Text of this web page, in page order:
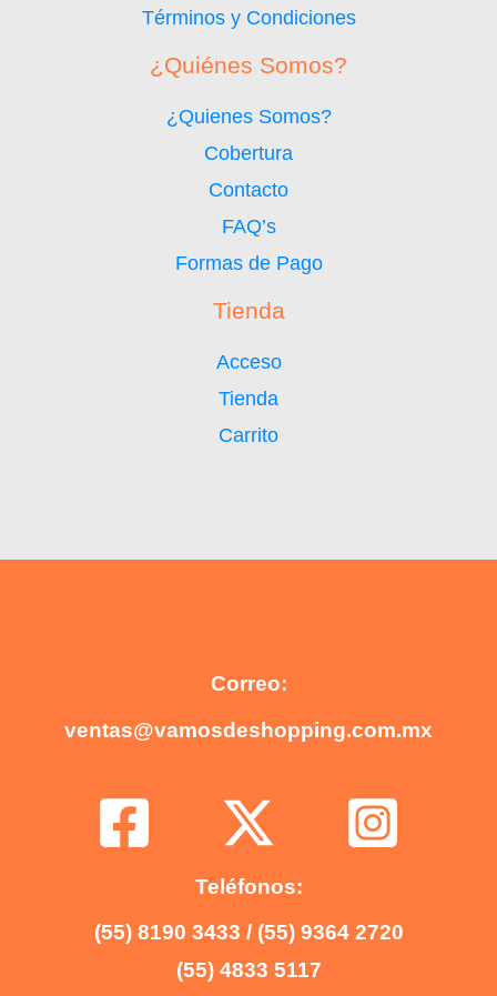
Términos y Condiciones
¿Quiénes Somos?
¿Quienes Somos?
Cobertura
Contacto
FAQ’s
Formas de Pago
Tienda
Acceso
Tienda
Carrito
Correo:
ventas@vamosdeshopping.com.mx
Teléfonos:
(55) 8190 3433 / (55) 9364 2720
(55) 4833 5117